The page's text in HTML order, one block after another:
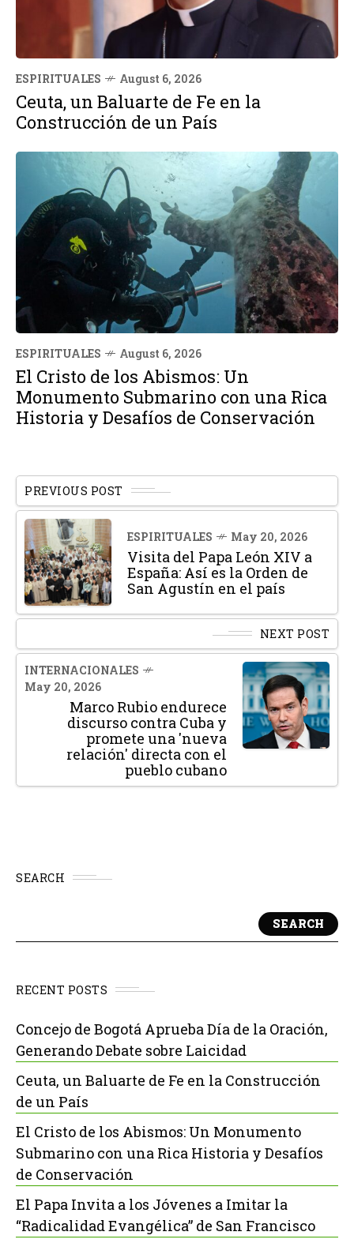
ESPIRITUALES August 6, 2026
Ceuta, un Baluarte de Fe en la
Construcción de un País
ESPIRITUALES August 6, 2026
El Cristo de los Abismos: Un
Monumento Submarino con una Rica
Historia y Desafíos de Conservación
PREVIOUS POST
ESPIRITUALES May 20, 2026
Visita del Papa León XIV a
España: Así es la Orden de
San Agustín en el país
NEXT POST
INTERNACIONALES
May 20, 2026
Marco Rubio endurece
discurso contra Cuba y
promete una 'nueva
relación' directa con el
pueblo cubano
SEARCH
SEARCH
RECENT POSTS
Concejo de Bogotá Aprueba Día de la Oración,
Generando Debate sobre Laicidad
Ceuta, un Baluarte de Fe en la Construcción
de un País
El Cristo de los Abismos: Un Monumento
Submarino con una Rica Historia y Desafíos
de Conservación
El Papa Invita a los Jóvenes a Imitar la
“Radicalidad Evangélica” de San Francisco